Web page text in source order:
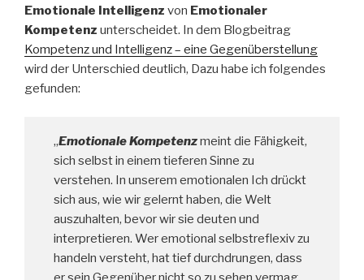
Emotionale Intelligenz von Emotionaler
Kompetenz unterscheidet. In dem Blogbeitrag
Kompetenz und Intelligenz – eine Gegenüberstellung
wird der Unterschied deutlich, Dazu habe ich folgendes
gefunden:
„Emotionale Kompetenzmeint die Fähigkeit,
sich selbst in einem tieferen Sinne zu
verstehen. In unserem emotionalen Ich drückt
sich aus, wie wir gelernt haben, die Welt
auszuhalten, bevor wir sie deuten und
interpretieren. Wer emotional selbstreflexiv zu
handeln versteht, hat tief durchdrungen, dass